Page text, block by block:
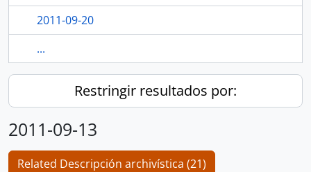
2011-09-20
...
Restringir resultados por:
2011-09-13
Related Descripción archivística (21)